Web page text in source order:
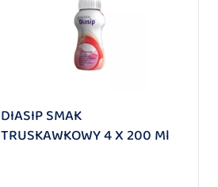
DIASIP SMAK
TRUSKAWKOWY 4 X 200 Ml